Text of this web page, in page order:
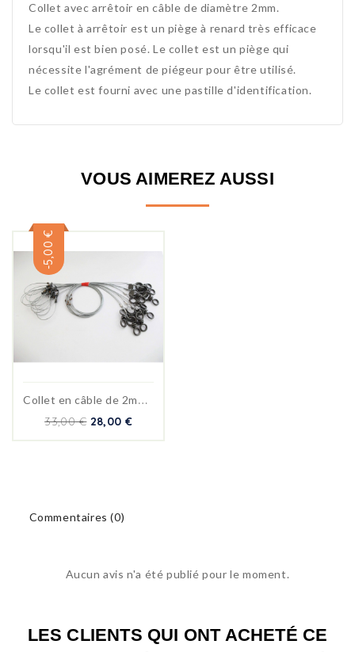
Collet avec arrêtoir en câble de diamètre 2mm.
Le collet à arrêtoir est un piège à renard très efficace
lorsqu'il est bien posé. Le collet est un piège qui
nécessite l'agrément de piégeur pour être utilisé.
Le collet est fourni avec une pastille d'identification.
VOUS AIMEREZ AUSSI
C
ollet en câble de 2mm lot...
33,00 €
-5,00 €
28,00 €
Commentaires (0)
Aucun avis n'a été publié pour le moment.
LES CLIENTS QUI ONT ACHETÉ CE